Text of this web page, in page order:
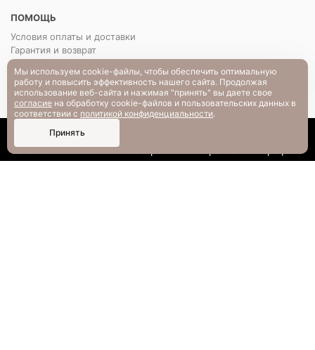
Каталог Поиск
ПОМОЩЬ
Условия оплаты и доставки
Гарантия и возврат
РАЗМЕРНАЯ СЕТКА
Вопрос-ответ
Мы используем cookie-файлы, чтобы обеспечить оптимальную
работу и повысить эффективность нашего сайта. Продолжая
использование веб-сайта и нажимая "принять" вы даете свое
согласие на обработку cookie-файлов и пользовательских данных в
соответствии с политикой конфиденциальности.
Принять